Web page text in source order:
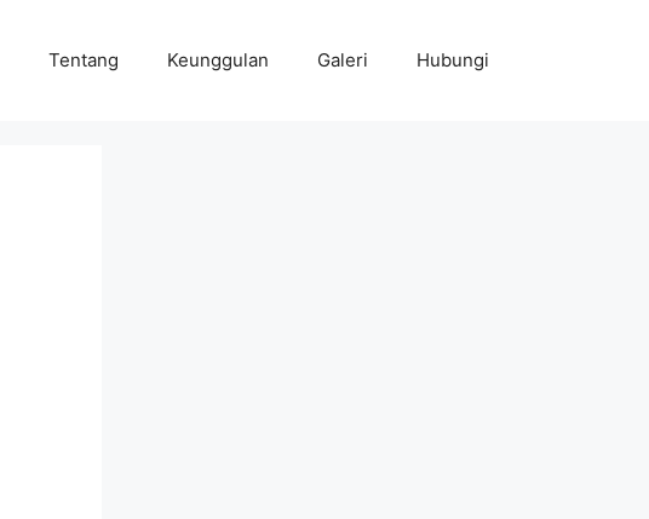
Tentang Keunggulan Galeri Hubungi